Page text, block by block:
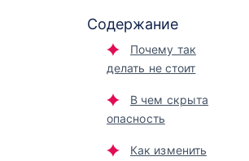
Содержание
Почему так
делать не стоит
В чем скрыта
опасность
Как изменить